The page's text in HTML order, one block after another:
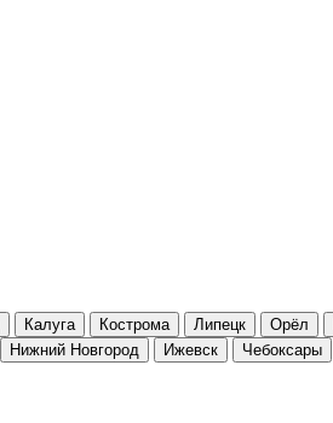
Калуга Кострома Липецк Орёл
Нижний Новгород Ижевск Чебоксары